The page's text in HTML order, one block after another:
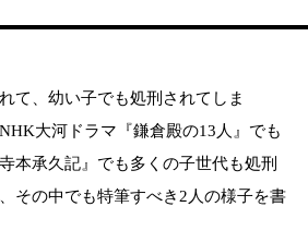
て、幼い子でも処刑されてしま
大河ドラマ『鎌倉殿の13人』でも
本承久記』でも多くの子世代も処刑
その中でも特筆すべき2人の様子を書